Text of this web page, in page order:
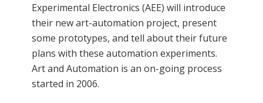
Experimental Electronics (AEE) will introduce
their new art-automation project, present
some prototypes, and tell about their future
plans with these automation experiments.
Art and Automation is an on-going process
started in 2006.